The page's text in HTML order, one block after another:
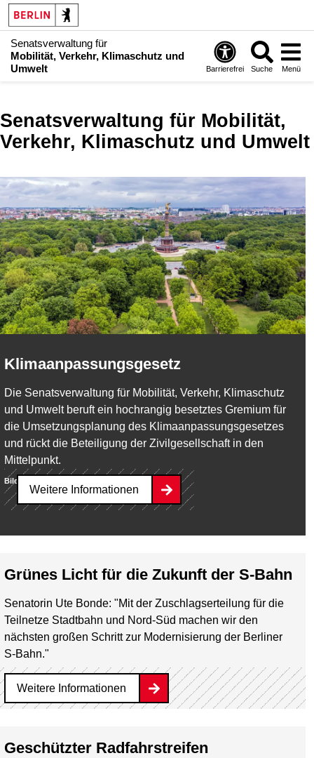
Senatsverwaltung für
Mobilität, Verkehr, Klimaschutz und
Umwelt
Barrierefrei Suche Menü
Senatsverwaltung für Mobilität,
Verkehr, Klimaschutz und Umwelt
Klimaanpassungsgesetz
Die Senatsverwaltung für Mobilität, Verkehr, Klimaschutz
und Umwelt beruft ein hochrangig besetztes Gremium für
die Umsetzungsplanung des Klimaanpassungsgesetzes
und rückt die Beteiligung der Zivilgesellschaft in den
Mittelpunkt.
Weitere Informationen
Bild:
Grünes Licht für die Zukunft der S-Bahn
Senatorin Ute Bonde: "Mit der Zuschlagserteilung für die
Teilnetze Stadtbahn und Nord-Süd machen wir den
nächsten großen Schritt zur Modernisierung der Berliner
S-Bahn."
Weitere Informationen
Geschützter Radfahrstreifen